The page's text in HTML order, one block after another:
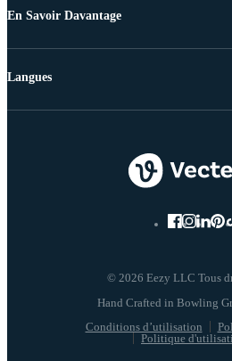
En Savoir Davantage
© 2026 Eezy LLC Tous
Conditions d’utilisation
Politique
Langues